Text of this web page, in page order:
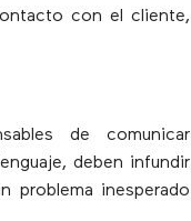
con el cliente,
de comunicar
deben infundir
problema inesperado